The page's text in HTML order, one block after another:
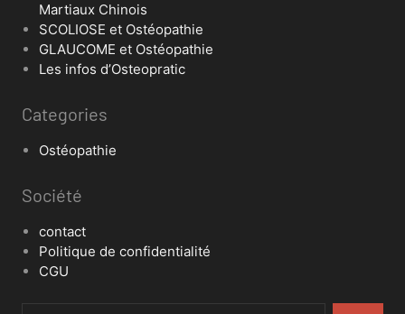
Martiaux Chinois
SCOLIOSE et Ostéopathie
GLAUCOME et Ostéopathie
Les infos d’Osteopratic
Categories
Ostéopathie
Société
contact
Politique de confidentialité
CGU